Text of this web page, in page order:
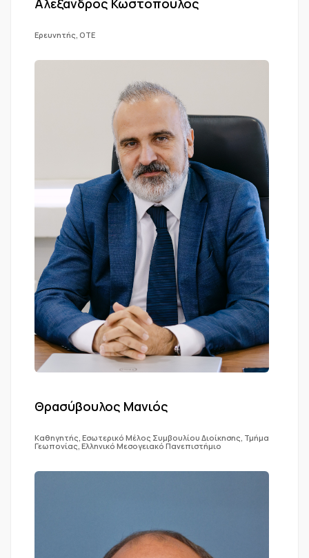
Ερευνητής, ΟΤΕ
Θρασύβουλος Μανιός
Καθηγητής, Εσωτερικό Μέλος Συμβουλίου Διοίκησης, Τμήμα
Γεωπονίας, Ελληνικό Μεσογειακό Πανεπιστήμιο